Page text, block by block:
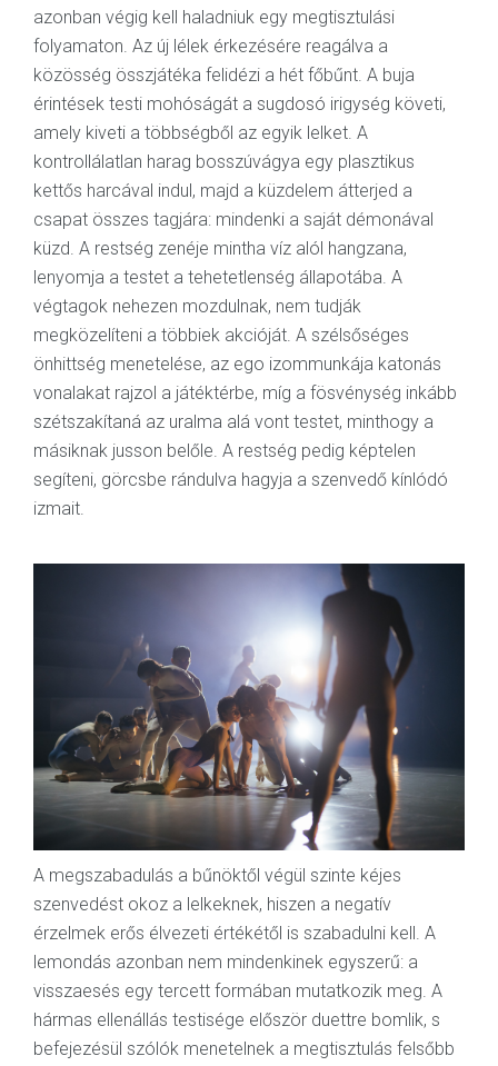
azonban végig kell haladniuk egy megtisztulási
folyamaton. Az új lélek érkezésére reagálva a
közösség összjátéka felidézi a hét főbűnt. A buja
érintések testi mohóságát a sugdosó irigység követi,
amely kiveti a többségből az egyik lelket. A
kontrollálatlan harag bosszúvágya egy plasztikus
kettős harcával indul, majd a küzdelem átterjed a
csapat összes tagjára: mindenki a saját démonával
küzd. A restség zenéje mintha víz alól hangzana,
lenyomja a testet a tehetetlenség állapotába. A
végtagok nehezen mozdulnak, nem tudják
megközelíteni a többiek akcióját. A szélsőséges
önhittség menetelése, az ego izommunkája katonás
vonalakat rajzol a játéktérbe, míg a fösvénység inkább
szétszakítaná az uralma alá vont testet, minthogy a
másiknak jusson belőle. A restség pedig képtelen
segíteni, görcsbe rándulva hagyja a szenvedő kínlódó
izmait.
A megszabadulás a bűnöktől végül szinte kéjes
szenvedést okoz a lelkeknek, hiszen a negatív
érzelmek erős élvezeti értékétől is szabadulni kell. A
lemondás azonban nem mindenkinek egyszerű: a
visszaesés egy tercett formában mutatkozik meg. A
hármas ellenállás testisége először duettre bomlik, s
befejezésül szólók menetelnek a megtisztulás felsőbb